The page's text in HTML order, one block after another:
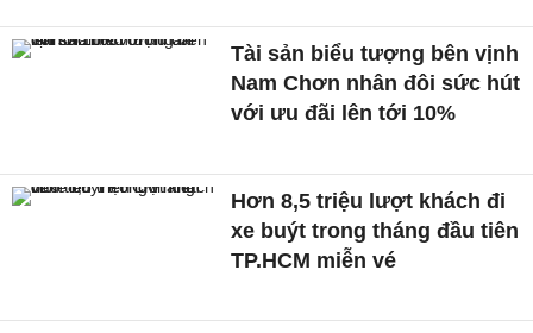
Tài sản biểu tượng bên vịnh
Nam Chơn nhân đôi sức hút
với ưu đãi lên tới 10%
Hơn 8,5 triệu lượt khách đi
xe buýt trong tháng đầu tiên
TP.HCM miễn vé